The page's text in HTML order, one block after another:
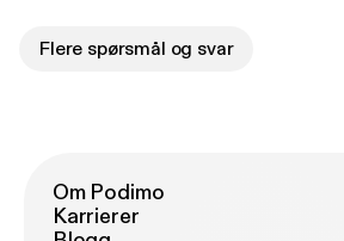
Flere spørsmål og svar
Om Podimo
Karrierer